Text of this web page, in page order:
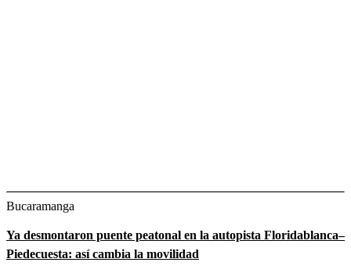
Bucaramanga
Ya desmontaron puente peatonal en la autopista Floridablanca–
Piedecuesta: así cambia la movilidad